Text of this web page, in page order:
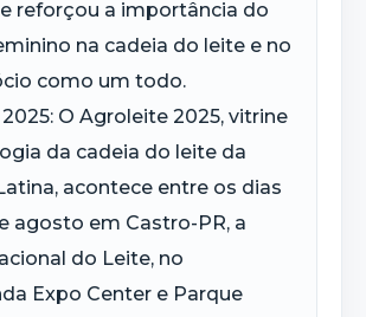
reforçou a importância do
na cadeia do leite e no
como um todo.
2025: O Agroleite 2025, vitrine
da cadeia do leite da
acontece entre os dias
agosto em Castro-PR, a
do Leite, no
Expo Center e Parque